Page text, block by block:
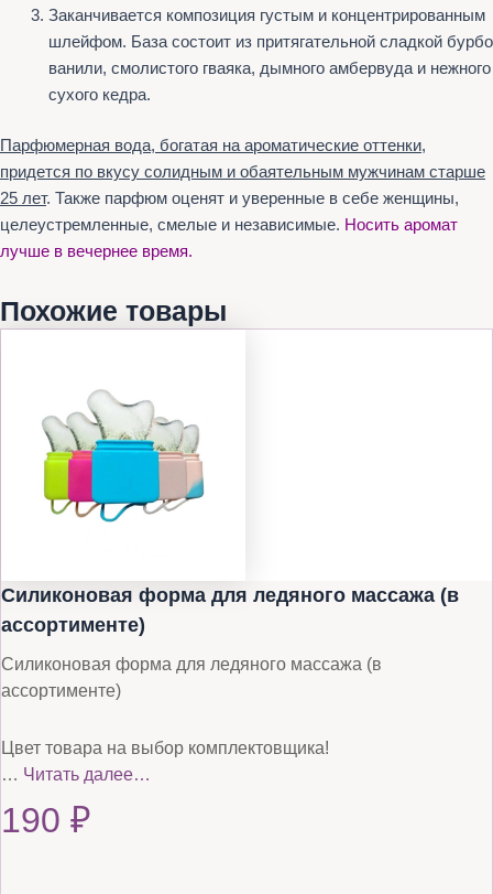
Заканчивается композиция густым и концентрированным
шлейфом. База состоит из притягательной сладкой
ванили, смолистого гваяка, дымного амбервуда и нежного
сухого кедра.
Парфюмерная вода, богатая на ароматические оттенки,
придется по вкусу солидным и обаятельным мужчинам старше
25 лет. Также парфюм оценят и уверенные в себе женщины,
целеустремленные, смелые и независимые. Носить аромат
лучше в вечернее время.
Похожие товары
Силиконовая форма для ледяного массажа (в
ассортименте)
Силиконовая форма для ледяного массажа (в
ассортименте)
Цвет товара на выбор комплектовщика!
… Читать далее…
190 ₽